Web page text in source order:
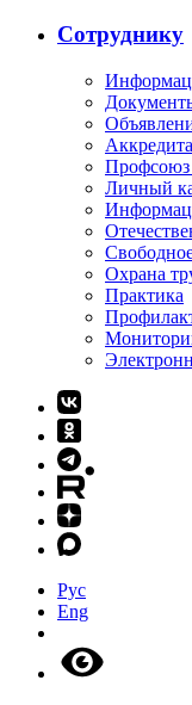
Сотруднику
Профсоюз
Личный
Охрана
Практика
Рус
Eng